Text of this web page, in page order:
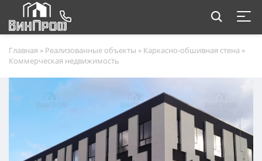
Главная » Реализованные объекты » Каркасно-обшивная стена »
Коммерческая недвижимость